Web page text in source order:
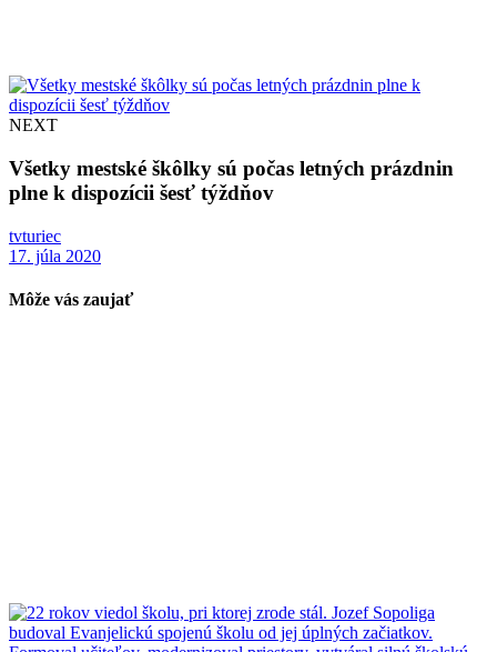
NEXT
Všetky mestské škôlky sú počas letných prázdnin
plne k dispozícii šesť týždňov
tvturiec
17. júla 2020
Môže vás zaujať